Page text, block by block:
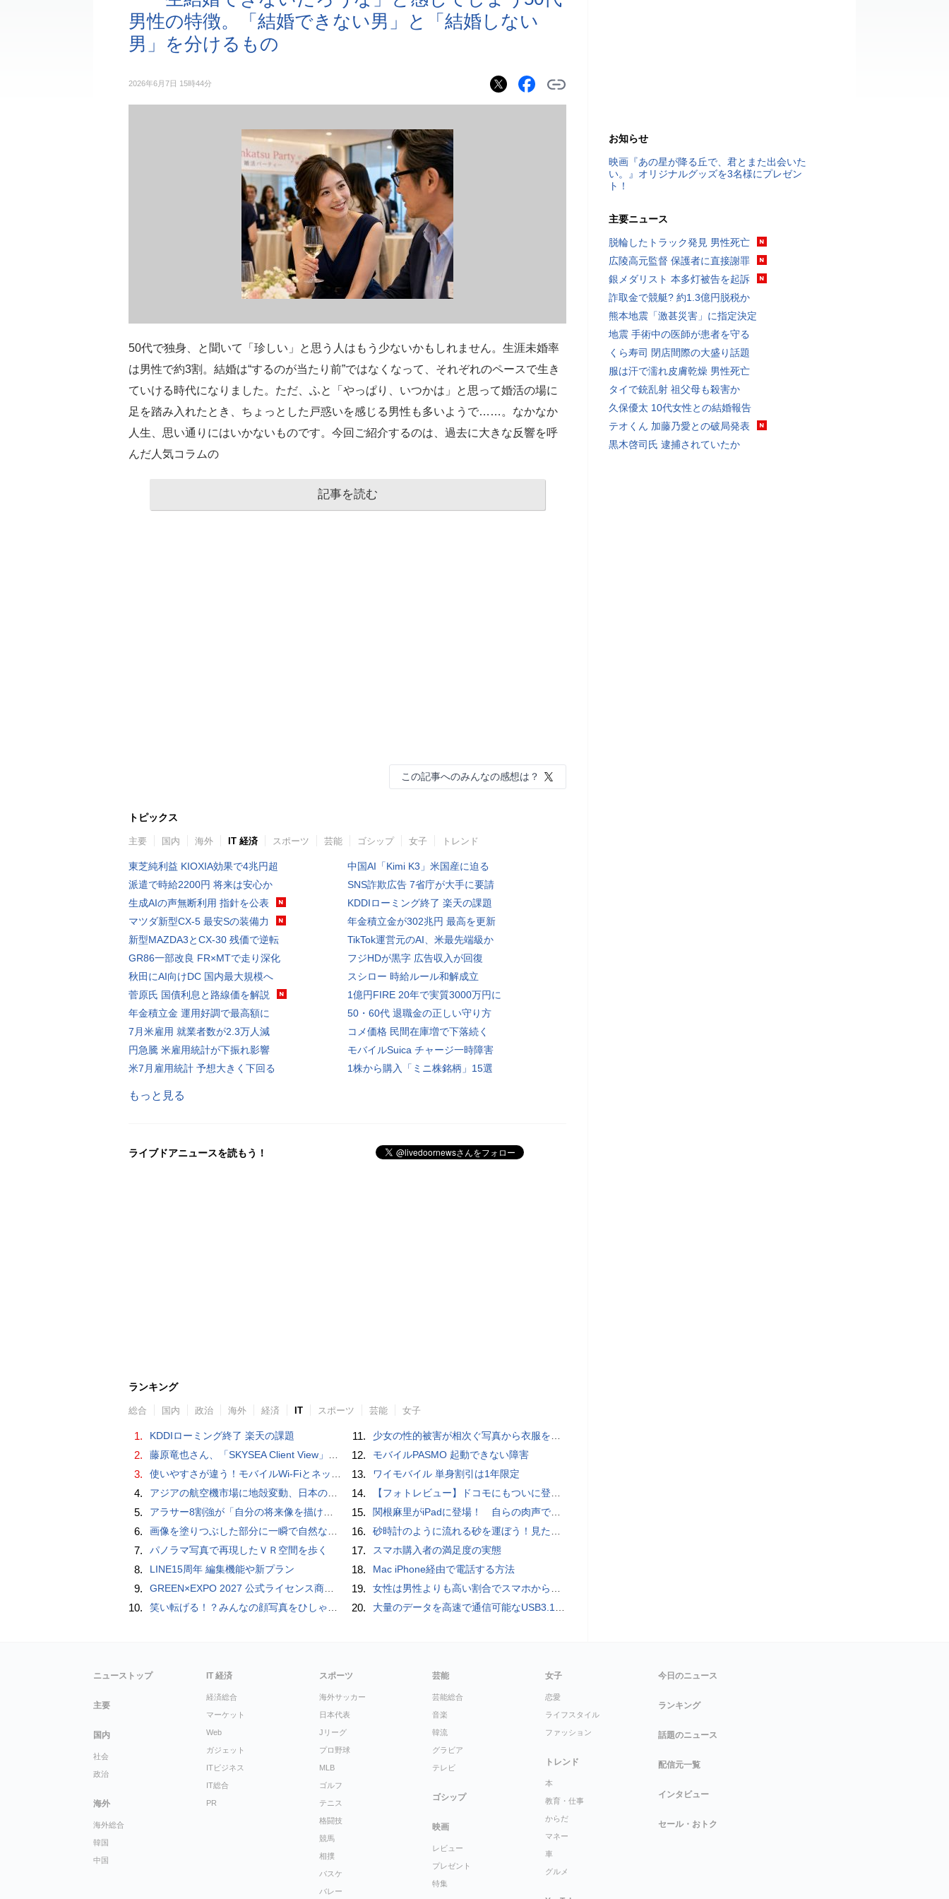
男性の特徴。「結婚できない男」と「結婚しない
男」を分けるもの
2026年6月7日 15時44分
50代で独身、と聞いて「珍しい」と思う人はもう少ないかもしれません。生涯未婚率
は男性で約3割。結婚は“するのが当たり前”ではなくなって、それぞれのペースで生き
ていける時代になりました。ただ、ふと「やっぱり、いつかは」と思って婚活の場に
足を踏み入れたとき、ちょっとした戸惑いを感じる男性も多いようで……。なかなか
人生、思い通りにはいかないものです。今回ご紹介するのは、過去に大きな反響を呼
んだ人気コラムの
記事を読む
この記事へのみんなの感想は？
トピックス
主要 国内 海外 IT 経済 スポーツ 芸能 ゴシップ 女子 トレンド
東芝純利益 KIOXIA効果で4兆円超
派遣で時給2200円 将来は安心か
生成AIの声無断利用 指針を公表
マツダ新型CX-5 最安Sの装備力
新型MAZDA3とCX-30 残価で逆転
GR86一部改良 FR×MTで走り深化
秋田にAI向けDC 国内最大規模へ
菅原氏 国債利息と路線価を解説
年金積立金 運用好調で最高額に
7月米雇用 就業者数が2.3万人減
円急騰 米雇用統計が下振れ影響
米7月雇用統計 予想大きく下回る
中国AI「Kimi K3」米国産に迫る
SNS詐欺広告 7省庁が大手に要請
KDDIローミング終了 楽天の課題
年金積立金が302兆円 最高を更新
TikTok運営元のAI、米最先端級か
フジHDが黒字 広告収入が回復
スシロー 時給ルール和解成立
1億円FIRE 20年で実質3000万円に
50・60代 退職金の正しい守り方
コメ価格 民間在庫増で下落続く
モバイルSuica チャージ一時障害
1株から購入「ミニ株銘柄」15選
もっと見る
ライブドアニュースを読もう！
ランキング
総合 国内 政治 海外 経済 IT スポーツ 芸能 女子
1. KDDIローミング終了 楽天の課題
2. 藤原竜也さん、「SKYSEA Client View」新CMで「AI労務改善」をアピール 働き方をAIが分析したら「すぐに休んで」と言われる？
3. 使いやすさが違う！モバイルWi-FiとネットHDD【PC-DIY 秋の陣】
4. アジアの航空機市場に地殻変動、日本のサプライヤーに影響も
5. アラサー8割強が「自分の将来像を描けない」。正社員の5人に1人が副業で収入。将来のために一番稼げる副業とは？
6. 画像を塗りつぶした部分に一瞬で自然な画像を補完する技術を早稲田大学の研究者が開発
7. パノラマ写真で再現したＶＲ空間を歩く
8. LINE15周年 編集機能や新プラン
9. GREEN×EXPO 2027 公式ライセンス商品！初の「トゥンクトゥンク」公式LINEスタンプ、販売開始
10. 笑い転げる！？みんなの顔写真をひしゃげて遊べるカメラアプリ「笑う野口」【Androidアプリ】
11. 少女の性的被害が相次ぐ写真から衣服を剥ぎ取るAIポルノアプリ「ClothOff」の背後にいる人物とは？
12. モバイルPASMO 起動できない障害
13. ワイモバイル 単身割引は1年限定
14. 【フォトレビュー】ドコモにもついに登場！「サイクロイドスタイル」
15. 関根麻里がiPadに登場！ 自らの肉声で英会話を教えてくれるぞ！
16. 砂時計のように流れる砂を運ぼう！見た目も綺麗な新感覚ゲーム「Sand Slides」【iPhoneアプリ】
17. スマホ購入者の満足度の実態
18. Mac iPhone経由で電話する方法
19. 女性は男性よりも高い割合でスマホからポルノを見ていることが人気アダルトサイトの調査で判明
20. 大量のデータを高速で通信可能なUSB3.1（Gen1）対応USB TypeC - USB TypeAケーブル
お知らせ
映画『あの星が降る丘で、君とまた出会いた
い。』オリジナルグッズを3名様にプレゼン
ト！
主要ニュース
脱輪したトラック発見 男性死亡
広陵高元監督 保護者に直接謝罪
銀メダリスト 本多灯被告を起訴
詐取金で競艇? 約1.3億円脱税か
熊本地震「激甚災害」に指定決定
地震 手術中の医師が患者を守る
くら寿司 閉店間際の大盛り話題
服は汗で濡れ皮膚乾燥 男性死亡
タイで銃乱射 祖父母も殺害か
久保優太 10代女性との結婚報告
テオくん 加藤乃愛との破局発表
黒木啓司氏 逮捕されていたか
ニューストップ
主要
国内
社会
政治
海外
海外総合
韓国
中国
IT 経済
経済総合
マーケット
Web
ガジェット
ITビジネス
IT総合
PR
スポーツ
海外サッカー
日本代表
Jリーグ
プロ野球
MLB
ゴルフ
テニス
格闘技
競馬
相撲
バスケ
バレー
芸能
芸能総合
音楽
韓流
グラビア
テレビ
ゴシップ
映画
レビュー
プレゼント
特集
女子
恋愛
ライフスタイル
ファッション
トレンド
本
教育・仕事
からだ
マネー
車
グルメ
今日のニュース
ランキング
話題のニュース
配信元一覧
インタビュー
セール・おトク